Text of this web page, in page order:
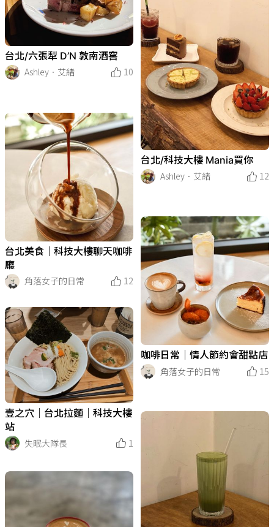
台北/六張犁 D’N 敦南酒窖
Ashley．艾緒
10
台北/科技大樓 Mania買你
Ashley．艾緒
12
台北美食｜科技大樓聊天咖啡
廳
角落女子的日常
12
咖啡日常｜情人節約會甜點店
角落女子的日常
15
壹之穴｜台北拉麵｜科技大樓
站
失眠大隊長
1